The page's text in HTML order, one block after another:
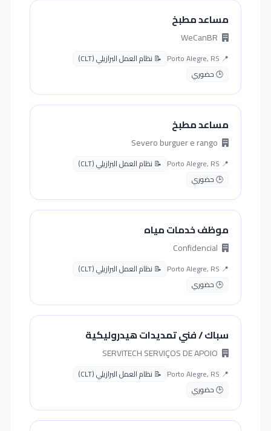
مساعد مطبخ
📍 Porto Alegre, RS
📝 نظام العمل البرازيلي (CLT)
🕒 حضوري
مساعد مطبخ
📍 Porto Alegre, RS
📝 نظام العمل البرازيلي (CLT)
🕒 حضوري
موظف خدمات مياه
📍 Porto Alegre, RS
📝 نظام العمل البرازيلي (CLT)
🕒 حضوري
سباك / فني تمديدات هيدروليكية
📍 Porto Alegre, RS
📝 نظام العمل البرازيلي (CLT)
🕒 حضوري